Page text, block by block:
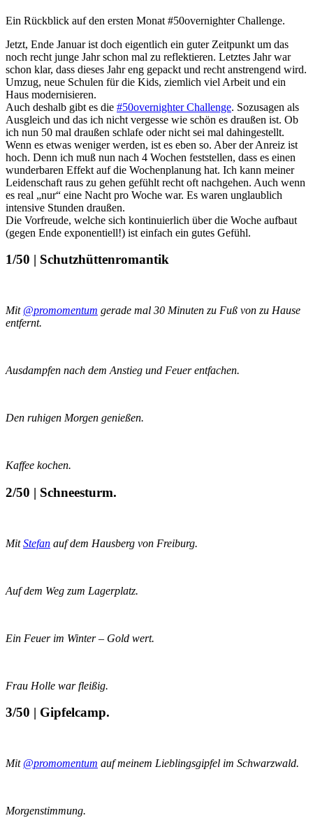
Ein Rückblick auf den ersten Monat #50overnighter Challenge.
Jetzt, Ende Januar ist doch eigentlich ein guter Zeitpunkt um das
noch recht junge Jahr schon mal zu reflektieren. Letztes Jahr war
schon klar, dass dieses Jahr eng gepackt und recht anstrengend wird.
Umzug, neue Schulen für die Kids, ziemlich viel Arbeit und ein
Haus modernisieren.
Auch deshalb gibt es die #50overnighter Challenge. Sozusagen als
Ausgleich und das ich nicht vergesse wie schön es draußen ist. Ob
ich nun 50 mal draußen schlafe oder nicht sei mal dahingestellt.
Wenn es etwas weniger werden, ist es eben so. Aber der Anreiz ist
hoch. Denn ich muß nun nach 4 Wochen feststellen, dass es einen
wunderbaren Effekt auf die Wochenplanung hat. Ich kann meiner
Leidenschaft raus zu gehen gefühlt recht oft nachgehen. Auch wenn
es real „nur“ eine Nacht pro Woche war. Es waren unglaublich
intensive Stunden draußen.
Die Vorfreude, welche sich kontinuierlich über die Woche aufbaut
(gegen Ende exponentiell!) ist einfach ein gutes Gefühl.
1/50 | Schutzhüttenromantik
Mit @promomentum gerade mal 30 Minuten zu Fuß von zu Hause
entfernt.
Ausdampfen nach dem Anstieg und Feuer entfachen.
Den ruhigen Morgen genießen.
Kaffee kochen.
2/50 | Schneesturm.
MitStefan auf dem Hausberg von Freiburg.
Auf dem Weg zum Lagerplatz.
Ein Feuer im Winter – Gold wert.
Frau Holle war fleißig.
3/50 | Gipfelcamp.
Mit @promomentum auf meinem Lieblingsgipfel im Schwarzwald.
Morgenstimmung.